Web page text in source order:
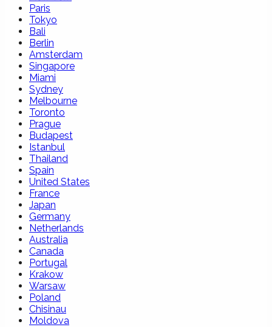
Paris
Tokyo
Bali
Berlin
Amsterdam
Singapore
Miami
Sydney
Melbourne
Toronto
Prague
Budapest
Istanbul
Thailand
Spain
United States
France
Japan
Germany
Netherlands
Australia
Canada
Portugal
Krakow
Warsaw
Poland
Chisinau
Moldova